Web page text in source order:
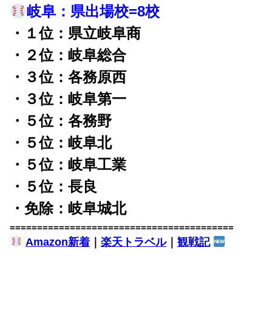
岐阜： 県出場校=8校
・１位：県立岐阜商
・２位：岐阜総合
・３位：各務原西
・３位：岐阜第一
・５位：各務野
・５位：岐阜北
・５位：岐阜工業
・５位：長良
・免除：岐阜城北
=========================================
Amazon新着｜ 楽天トラベル｜ 観戦記